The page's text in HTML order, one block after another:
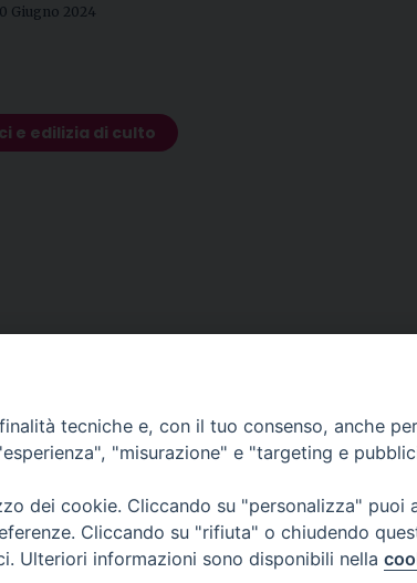
Giugno 2024
e edilizia di culto
tecniche e, con il tuo consenso, anche
"misurazione" e "targeting e
dei cookie. Cliccando su "personalizza" puoi
Cliccando su "rifiuta" o chiudendo
Ulteriori informazioni sono disponibili nella